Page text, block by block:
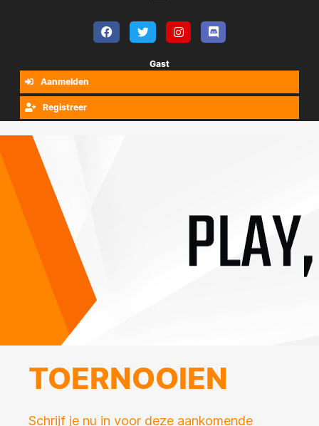
Gast
Aanmelden
Registreer
TOERNOOIEN
Schrijf je nu in voor deze aankomende